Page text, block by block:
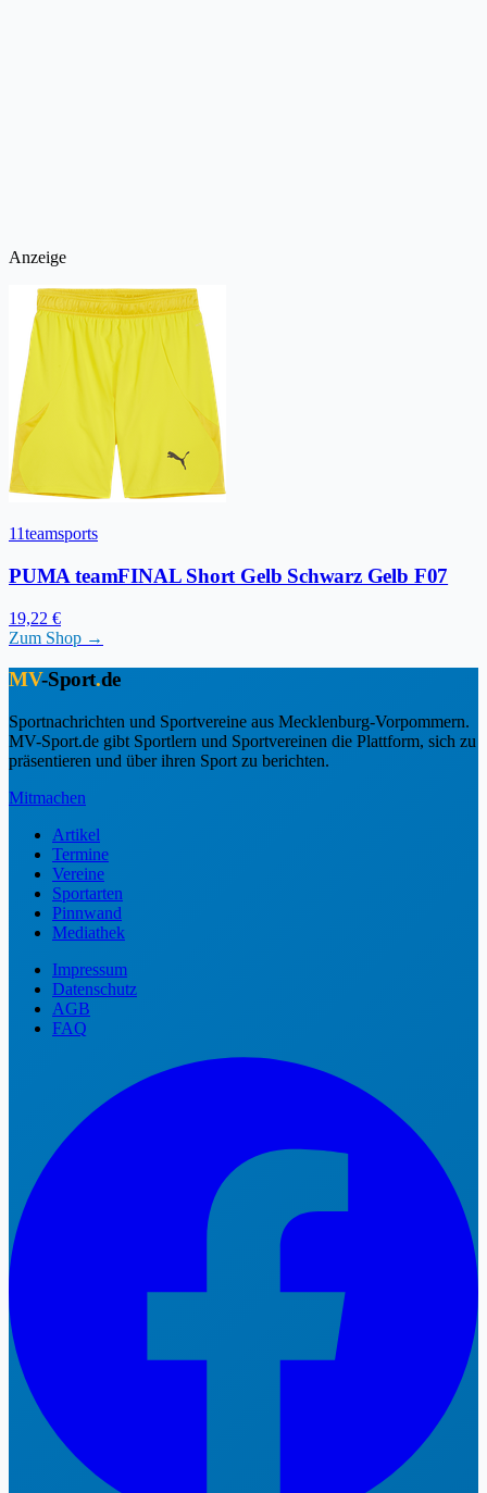
Anzeige
11teamsports
PUMA teamFINAL Short Gelb Schwarz Gelb F07
19,22 €
Zum Shop →
MV-Sport.de
Sportnachrichten und Sportvereine aus Mecklenburg-Vorpommern.
MV-Sport.de gibt Sportlern und Sportvereinen die Plattform, sich zu
präsentieren und über ihren Sport zu berichten.
Mitmachen
Artikel
Termine
Vereine
Sportarten
Pinnwand
Mediathek
Impressum
Datenschutz
AGB
FAQ